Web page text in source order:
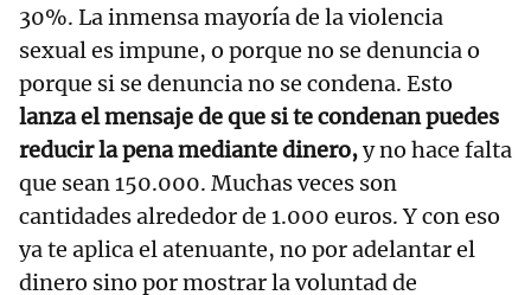
30%. La inmensa mayoría de la violencia
sexual es impune, o porque no se denuncia o
porque si se denuncia no se condena. Esto
lanza el mensaje de que si te condenan puedes
reducir la pena mediante dinero,y no hace falta
que sean 150.000. Muchas veces son
cantidades alrededor de 1.000 euros. Y con eso
ya te aplica el atenuante, no por adelantar el
dinero sino por mostrar la voluntad de